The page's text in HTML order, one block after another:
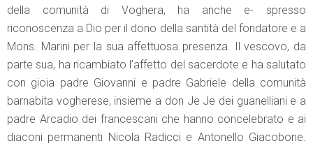
della comunità di Voghera, ha anche e- spresso
riconoscenza a Dio per il dono della santità del fondatore e a
Mons. Marini per la sua affettuosa presenza. Il vescovo, da
parte sua, ha ricambiato l’affetto del sacerdote e ha salutato
con gioia padre Giovanni e padre Gabriele della comunità
barnabita vogherese, insieme a don Je Je dei guanelliani e a
padre Arcadio dei francescani che hanno concelebrato e ai
diaconi permanenti Nicola Radicci e Antonello Giacobone.